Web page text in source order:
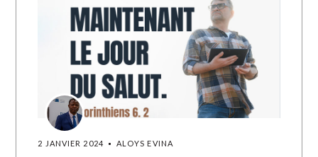
2 JANVIER 2024 ALOYS EVINA